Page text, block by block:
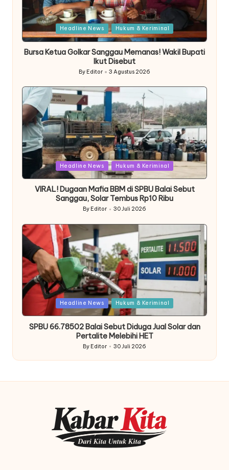
Posted
in
Headline News Hukum & Keriminal
Bursa Ketua Golkar Sanggau Memanas! Wakil Bupati
Ikut Disebut
Posted
by
By Editor 3 Agustus 2026
Posted
in
Headline News Hukum & Keriminal
VIRAL! Dugaan Mafia BBM di SPBU Balai Sebut
Sanggau, Solar Tembus Rp10 Ribu
Posted
By Editor 30 Juli 2026
Posted
Headline News Hukum & Keriminal
SPBU 66.78502 Balai Sebut Diduga Jual Solar dan
Pertalite Melebihi HET
Posted
by
By Editor 30 Juli 2026